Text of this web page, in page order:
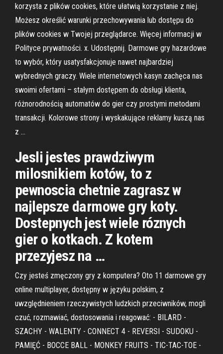
korzysta z plików cookies, które ułatwią korzystanie z niej.
Możesz określić warunki przechowywania lub dostępu do
plików cookies w Twojej przeglądarce. Więcej informacji w
Polityce prywatności. x. Udostępnij. Darmowe gry hazardowe
to wybór, który usatysfakcjonuje nawet najbardziej
wybrednych graczy. Wiele internetowych kasyn zachęca nas
swoimi ofertami – stałym dostępem do obsługi klienta,
różnorodnością automatów do gier czy prostymi metodami
transakcji. Kolorowe strony i wyskakujące reklamy kuszą nas
z …
Jesli jestes prawdziwym
milosnikiem kotów, to z
pewnoscia chetnie zagrasz w
najlepsze darmowe gry koty.
Dostepnych jest wiele róznych
gier o kotkach. Z kotem
przezyjesz na …
Czy jesteś zmęczony gry z komputera? Oto 11 darmowe gry
online multiplayer, dostępny w języku polskim, z
uwzględnieniem rzeczywistych ludzkich przeciwników, mogli
czuć, rozmawiać, dostosowania i reagować: - BILARD -
SZACHY - WALENTY - CONNECT 4 - REVERSI - SUDOKU -
PAMIĘĆ - BOCCE BALL - MONKEY FRUITS - TIC-TAC-TOE -